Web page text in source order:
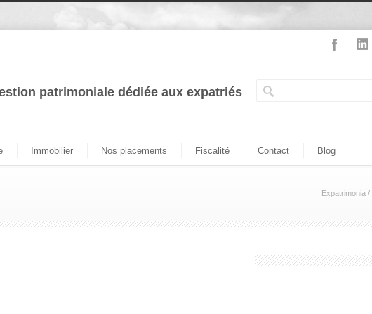
patrimoniale dédiée aux expatriés
Immobilier Nos placements Fiscalité Contact Blog
Expatrimonia /